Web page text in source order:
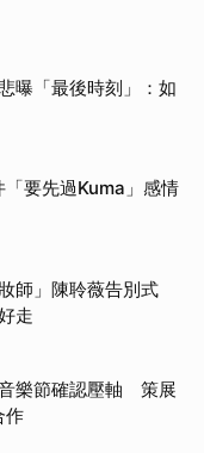
曝「最後時刻」：如
要先過Kuma」感情
師」陳聆薇告別式
走
樂節確認壓軸 策展
作